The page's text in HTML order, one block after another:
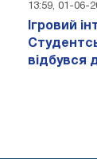
13:59, 01-06-
Ігровий
відбувся